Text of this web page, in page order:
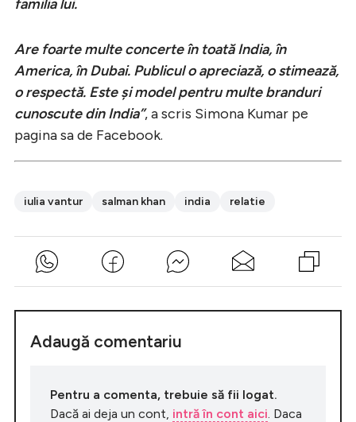
familia lui.
Are foarte multe concerte în toată India, în
America, în Dubai. Publicul o apreciază, o stimează,
o respectă. Este și model pentru multe branduri
cunoscute din India”, a scris Simona Kumar pe
pagina sa de Facebook.
iulia vantur salman khan india relatie
Adaugă comentariu
Pentru a comenta, trebuie să fii logat.
Dacă ai deja un cont, intră în cont aici . Daca